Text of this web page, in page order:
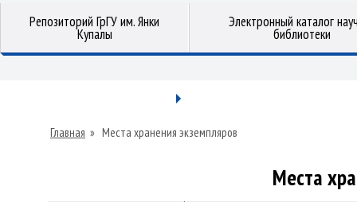
Репозиторий ГрГУ им. Янки
Купалы
Электронный каталог
библиотеки
Главная » Места хранения экземпляров
Места